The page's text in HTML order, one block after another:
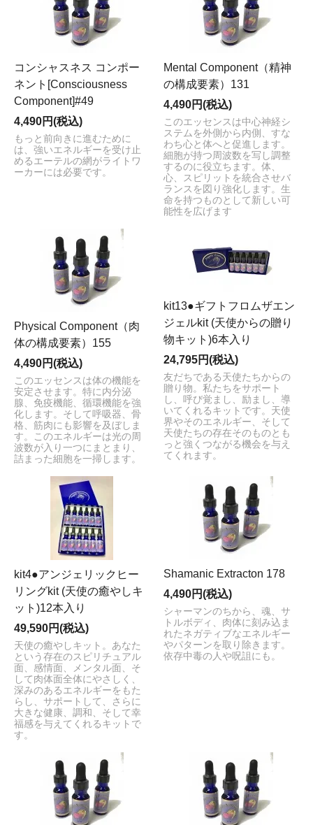
コンシャスネス コンポー
ネント[Consciousness
Component]#49
4,490円(税込)
もっと前向きに進むために
は、強いエネルギーを受け止
めるエーテルの網がライトワ
ーカーには必要です。
Mental Component（精神
の構成要素）131
4,490円(税込)
このエッセンスは中心神経シ
ステムを外側から内側、すな
わち心と体へと促進します。
細胞が持つ周波数を写し調整
するのに役立ちます。体、
心、スピリットを統合させバ
ランスを図り強化します。生
命を持つものとして新しい可
能性を広げます
Physical Component（肉
体の構成要素）155
4,490円(税込)
このエッセンスは体の機能を
安定させます。特に内分泌
腺、免疫機能、循環機能を強
化します。そして呼吸器、骨
格、筋肉にも影響を及ぼしま
す。このエネルギーは光の周
波数が入り一つにまとまり、
詰まった細胞を一掃します。
kit13●ギフトフロムザエン
ジェルkit (天使からの贈り
物キット)6本入り
24,795円(税込)
友だちである天使たちからの
贈り物。私たちをサポート
し、呼び覚まし、励まし、導
いてくれるキットです。天使
界やそのエネルギー、そして
天使たちの存在そのものとも
っと強くつながる機会を与え
てくれます。
kit4●アンジェリックヒー
リングkit (天使の癒やしキ
ット)12本入り
49,590円(税込)
天使の癒やしキット。あなた
という存在のスピリチュアル
面、感情面、メンタル面、そ
して肉体面全体にやさしく、
深みのあるエネルギーをもた
らし、サポートして、さらに
大きな健康、調和、そして幸
福感を与えてくれるキットで
す。
Shamanic Extracton 178
4,490円(税込)
シャーマンのちから、魂、サ
トルボディ、肉体に刻み込ま
れたネガティブなエネルギー
やパターンを取り除きます。
依存中毒の人や呪詛にも。